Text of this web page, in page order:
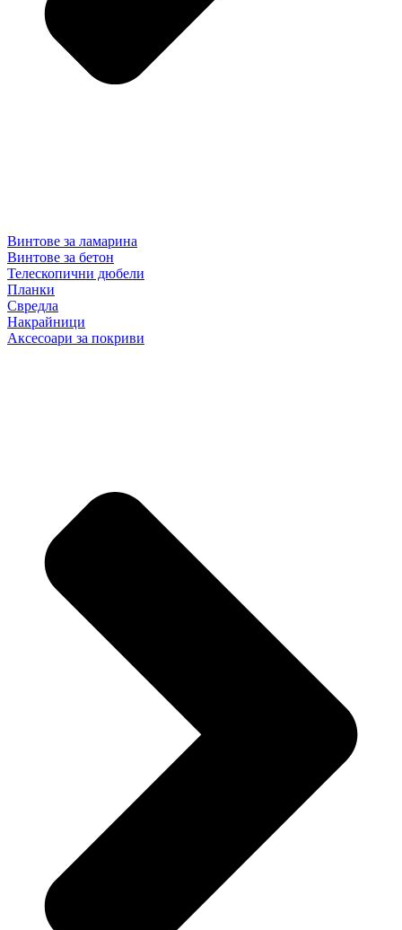
Винтове за ламарина
Винтове за бетон
Телескопични дюбели
Планки
Свредла
Накрайници
Аксесоари за покриви